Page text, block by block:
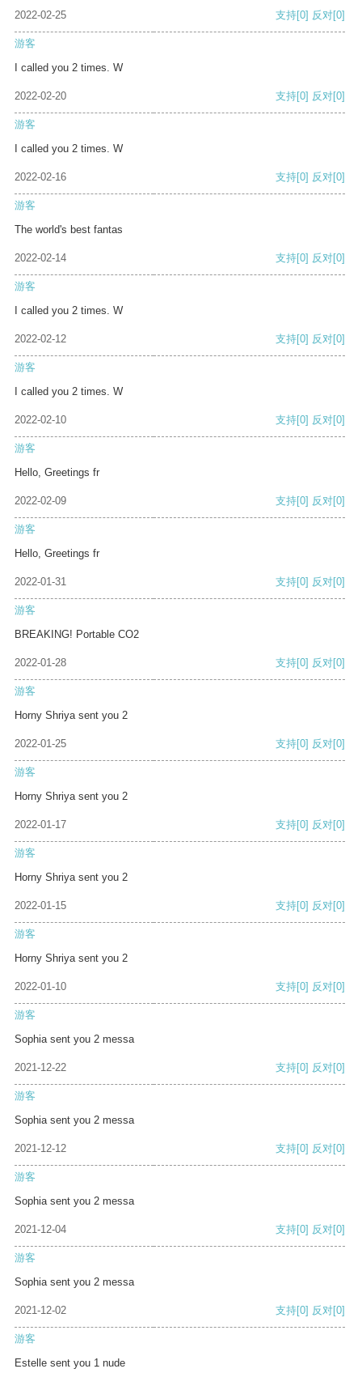
2022-02-25 支持[0] 反对[0]
游客
I called you 2 times. W
2022-02-20 支持[0] 反对[0]
游客
I called you 2 times. W
2022-02-16 支持[0] 反对[0]
游客
The world's best fantas
2022-02-14 支持[0] 反对[0]
游客
I called you 2 times. W
2022-02-12 支持[0] 反对[0]
游客
I called you 2 times. W
2022-02-10 支持[0] 反对[0]
游客
Hello, Greetings fr
2022-02-09 支持[0] 反对[0]
游客
Hello, Greetings fr
2022-01-31 支持[0] 反对[0]
游客
BREAKING! Portable CO2
2022-01-28 支持[0] 反对[0]
游客
Horny Shriya sent you 2
2022-01-25 支持[0] 反对[0]
游客
Horny Shriya sent you 2
2022-01-17 支持[0] 反对[0]
游客
Horny Shriya sent you 2
2022-01-15 支持[0] 反对[0]
游客
Horny Shriya sent you 2
2022-01-10 支持[0] 反对[0]
游客
Sophia sent you 2 messa
2021-12-22 支持[0] 反对[0]
游客
Sophia sent you 2 messa
2021-12-12 支持[0] 反对[0]
游客
Sophia sent you 2 messa
2021-12-04 支持[0] 反对[0]
游客
Sophia sent you 2 messa
2021-12-02 支持[0] 反对[0]
游客
Estelle sent you 1 nude